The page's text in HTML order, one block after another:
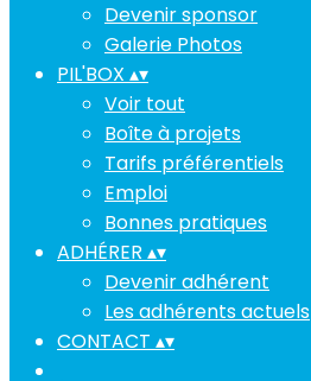
Devenir sponsor
Galerie Photos
PIL'BOX ▴▾
Voir tout
Boîte à projets
Tarifs préférentiels
Emploi
Bonnes pratiques
ADHÉRER ▴▾
Devenir adhérent
Les adhérents actuels
CONTACT ▴▾